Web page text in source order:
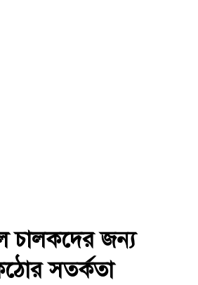
চালকদের জন্য
সতর্কতা